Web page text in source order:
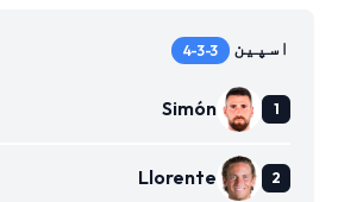
اسپین 4-3-3
Simón
Llorente